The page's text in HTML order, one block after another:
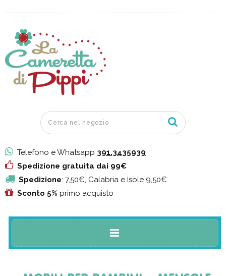
Telefono e Whatsapp 391.3435939
Spedizione gratuita dai 99€
Spedizione: 7,50€, Calabria e Isole 9,50€
Sconto 5% primo acquisto